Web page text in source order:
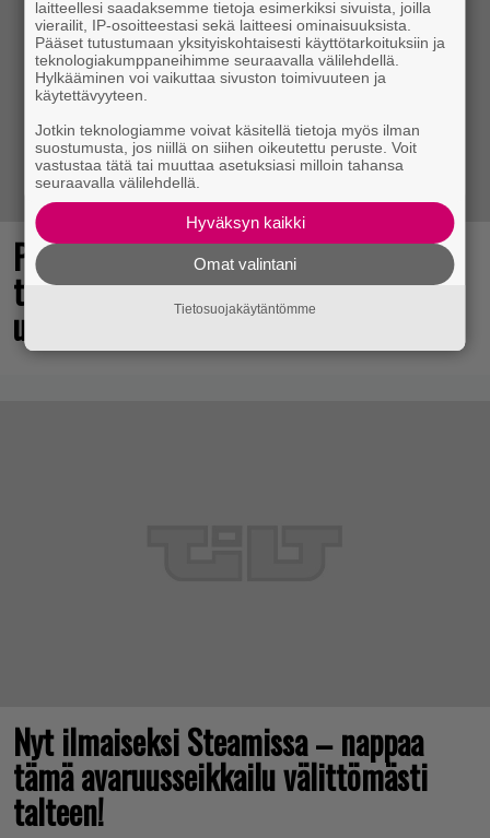
Pidetty Mikki Hiiren tähdittämä
tasohyppely julkaistaan syyskuussa
uusille alustoille
Nyt ilmaiseksi Steamissa – nappaa
tämä avaruusseikkailu välittömästi
talteen!
laitteellesi saadaksemme tietoja esimerkiksi sivuista, joilla
vierailit, IP-osoitteestasi sekä laitteesi ominaisuuksista.
Pääset tutustumaan yksityiskohtaisesti käyttötarkoituksiin ja
teknologiakumppaneihimme seuraavalla välilehdellä.
Hylkääminen voi vaikuttaa sivuston toimivuuteen ja
käytettävyyteen.
Jotkin teknologiamme voivat käsitellä tietoja myös ilman
suostumusta, jos niillä on siihen oikeutettu peruste. Voit
vastustaa tätä tai muuttaa asetuksiasi milloin tahansa
seuraavalla välilehdellä.
Hyväksyn kaikki
Omat valintani
Tietosuojakäytäntömme